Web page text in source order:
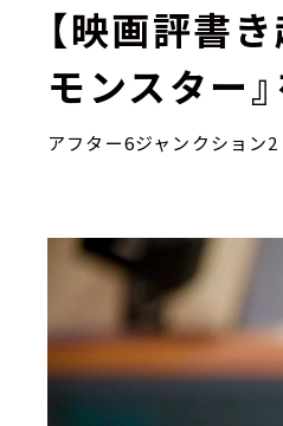
【映画評書
モンスター
アフター6ジャンクション2